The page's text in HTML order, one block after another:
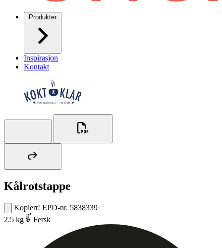
Produkter
Inspirasjon
Kontakt
Kålrotstappe
Kopiert! EPD-nr. 5838339
2.5 kg
Fersk